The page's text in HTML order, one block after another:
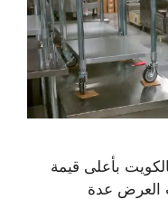
بأعلى قيمة
العرض عدة